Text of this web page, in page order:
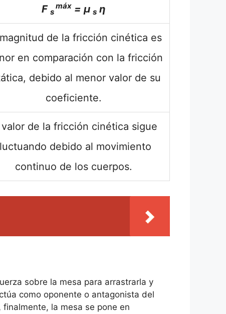
F s
máx = μ s η
de la fricción cinética es
en comparación con la fricción
debido al menor valor de su
coeficiente.
valor de la fricción cinética sigue
debido al movimiento
continuo de los cuerpos.
sobre la mesa para arrastrarla y
como oponente o antagonista del
la mesa se pone en